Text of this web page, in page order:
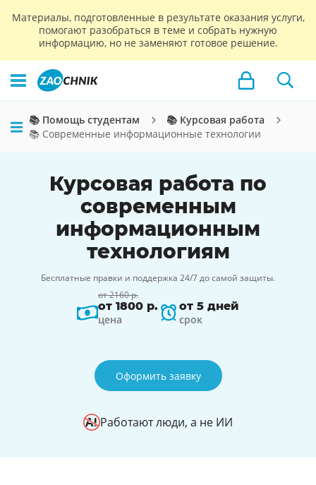
Материалы, подготовленные в результате оказания услуги,
помогают разобраться в теме и собрать нужную
информацию, но не заменяют готовое решение.
📚 Помощь студентам
📚 Курсовая работа
📚 Современные информационные технологии
Курсовая работа по
современным
информационным
технологиям
Бесплатные правки и поддержка 24/7 до самой защиты.
от 2160 р.
от 1800 р.
цена
от 5 дней
срок
Оформить заявку
Работают люди, а не ИИ